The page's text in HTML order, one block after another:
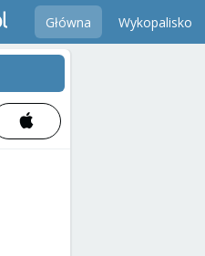
Główna Wykopalisko